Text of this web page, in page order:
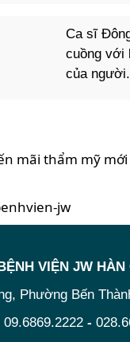
Ca sĩ
cuồng với
của
VIỆN JW HÀN
Phường Bến
09.6869.2222 -